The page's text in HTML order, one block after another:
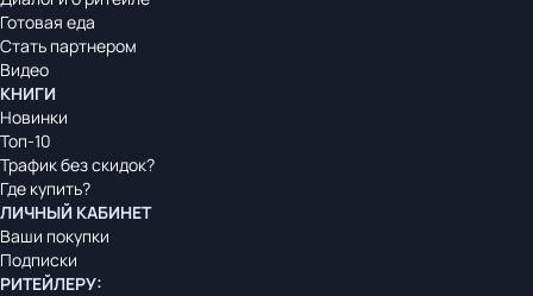
Готовая еда
Стать партнером
Видео
КНИГИ
Новинки
Топ-10
Трафик без скидок?
Где купить?
ЛИЧНЫЙ КАБИНЕТ
Ваши покупки
Подписки
РИТЕЙЛЕРУ: